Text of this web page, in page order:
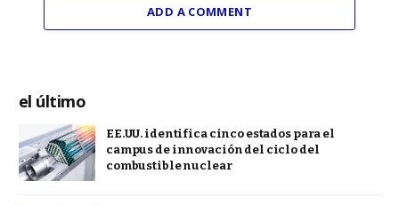
ADD A COMMENT
el último
EE.UU. identifica cinco estados para el
campus de innovación del ciclo del
combustible nuclear